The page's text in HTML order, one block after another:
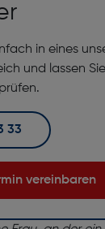
in eines
und lassen
33
vereinbaren